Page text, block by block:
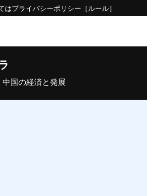
はプライバシーポリシー ［ルール］
中国の経済と発展